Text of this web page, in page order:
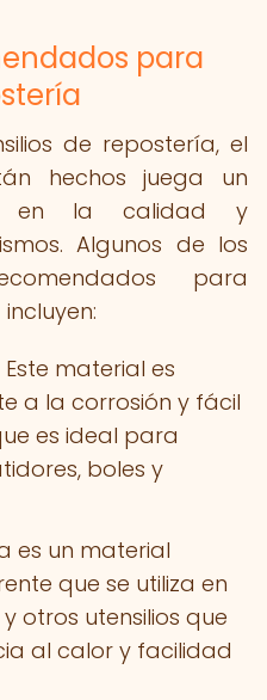
para
de repostería, el
hechos juega un
en la calidad y
Algunos de los
para
Este material es
a la corrosión y fácil
es ideal para
boles y
es un material
que se utiliza en
otros utensilios que
al calor y facilidad